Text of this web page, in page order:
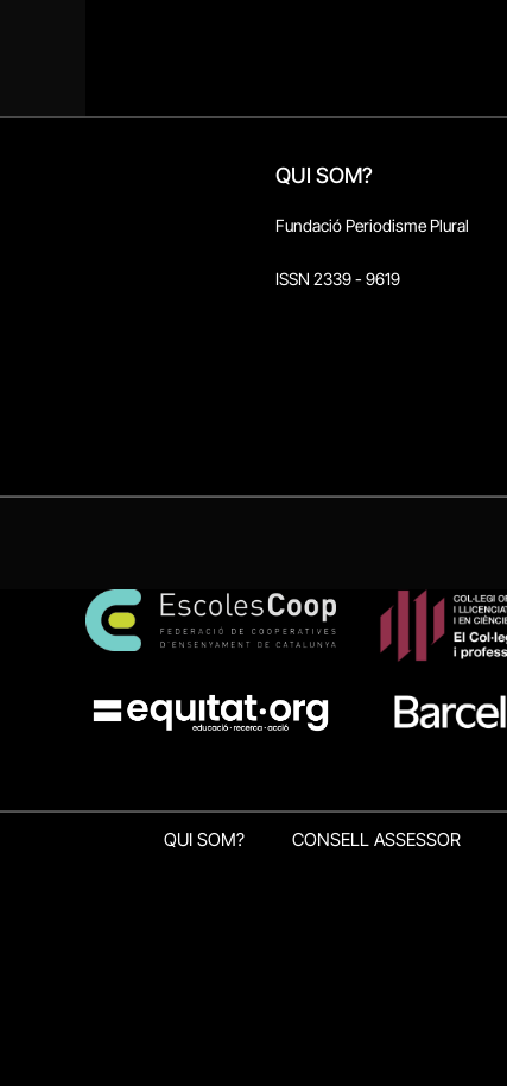
QUI SOM?
Fundació Periodisme Plural
ISSN 2339 - 9619
QUI SOM? CONSELL ASSESSOR